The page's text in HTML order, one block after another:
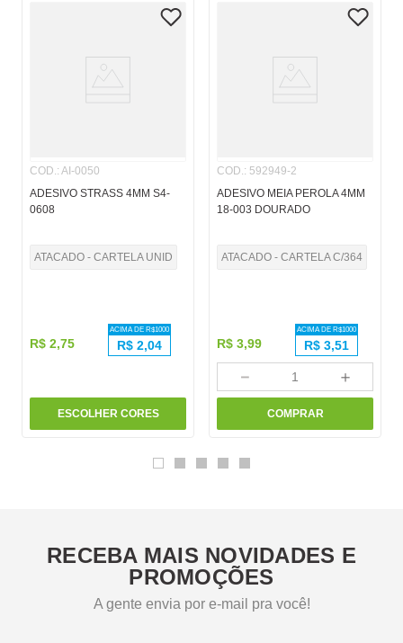
COD.: AI-0050
ADESIVO STRASS 4MM S4-
0608
ATACADO - CARTELA UNID
R$ 2,75
ACIMA DE R$1000
R$ 2,04
ESCOLHER CORES
COD.: 592949-2
ADESIVO MEIA PEROLA 4MM
18-003 DOURADO
ATACADO - CARTELA C/364
R$ 3,99
ACIMA DE R$1000
R$ 3,51
＋
－
COMPRAR
RECEBA MAIS NOVIDADES E
PROMOÇÕES
A gente envia por e-mail pra você!